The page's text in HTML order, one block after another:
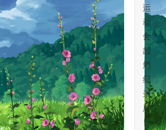
运
动
会
超
燃
纪
录
片
！